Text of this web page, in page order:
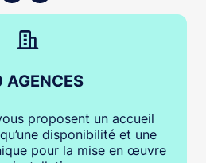
AGENCES
proposent un accueil
disponibilité et une
pour la mise en œuvre